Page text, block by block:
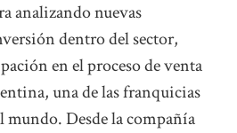
analizando nuevas
dentro del sector,
en el proceso de venta
una de las franquicias
mundo. Desde la compañía